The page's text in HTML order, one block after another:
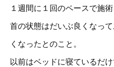
１週間に１回のペースで施
首の状態はだいぶ良くなっ
くなったとのこと。
以前はベッドに寝ているだ